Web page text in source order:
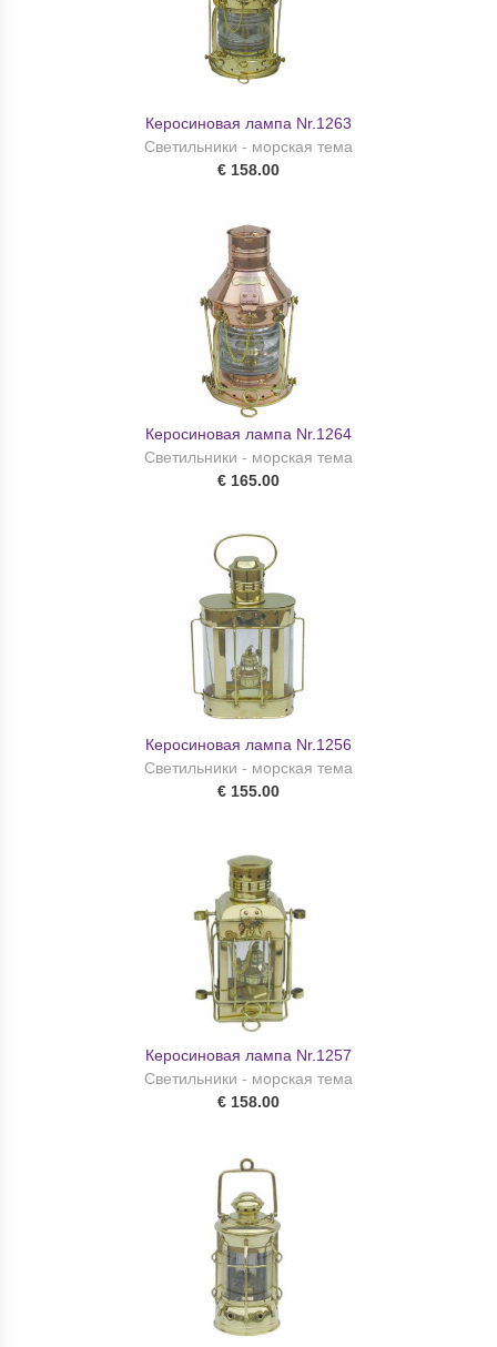
Керосиновая лампа Nr.1263
Светильники - морская тема
€ 158.00
Керосиновая лампа Nr.1264
Светильники - морская тема
€ 165.00
Керосиновая лампа Nr.1256
Светильники - морская тема
€ 155.00
Керосиновая лампа Nr.1257
Светильники - морская тема
€ 158.00